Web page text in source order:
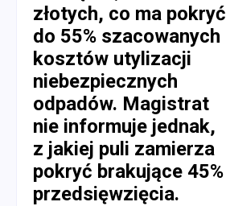
złotych, co ma pokryć
do 55% szacowanych
kosztów utylizacji
niebezpiecznych
odpadów. Magistrat
nie informuje jednak,
z jakiej puli zamierza
pokryć brakujące 45%
przedsięwzięcia.